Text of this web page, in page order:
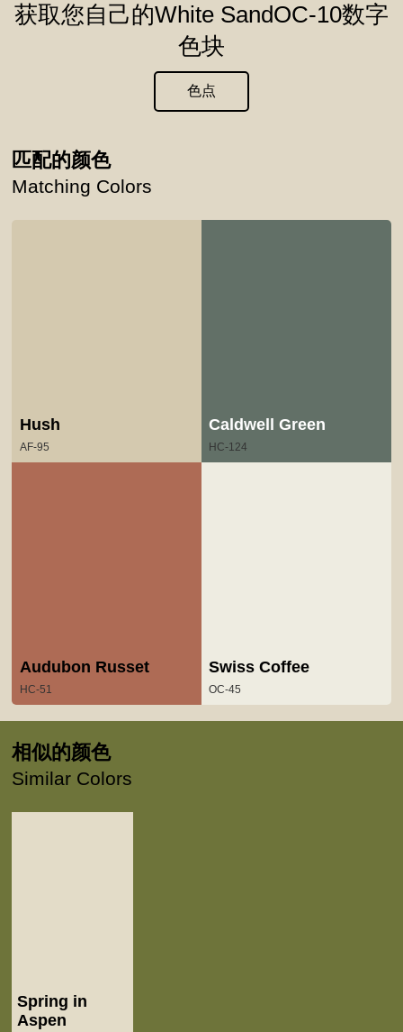
获取您自己的White SandOC-10数字
色块
色点
匹配的颜色
Matching Colors
Hush
AF-95
Caldwell Green
HC-124
Audubon Russet
HC-51
Swiss Coffee
OC-45
相似的颜色
Similar Colors
Spring in
Aspen